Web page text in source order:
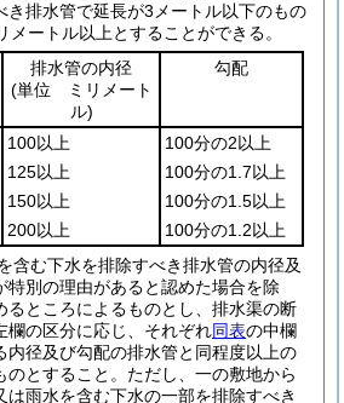
き排水管で延長が3メートル以下のもの
メートル以上とすることができる。
排水管の内径
(単位 ミリメート
ル)
勾配
100以上
100分の2以上
125以上
100分の1.7以上
150以上
100分の1.5以上
200以上
100分の1.2以上
含む下水を排除すべき排水管の内径及
特別の理由があると認めた場合を除
るところによるものとし、排水渠の断
欄の区分に応じ、それぞれ同表の中欄
内径及び勾配の排水管と同程度以上の
とすること。 ただし、一の敷地から
は雨水を含む下水の一部を排除すべき